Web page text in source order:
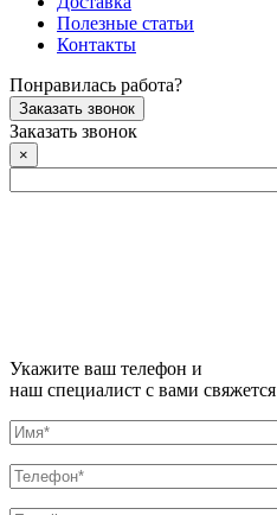
Полезные статьи
Контакты
Понравилась работа?
Заказать звонок
Заказать звонок
×
Укажите ваш телефон и
наш специалист с вами свяжется